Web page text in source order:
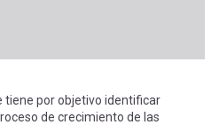
tiene por objetivo identificar
de crecimiento de las